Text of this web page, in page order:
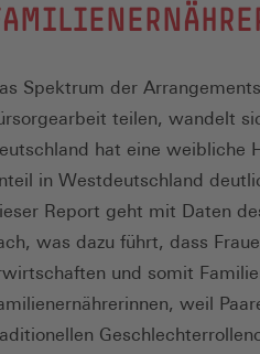
Spektrum der
teilen, wandelt
hat eine weibliche
in Westdeutschland
Report geht mit Daten
was dazu führt, dass
und somit
weil